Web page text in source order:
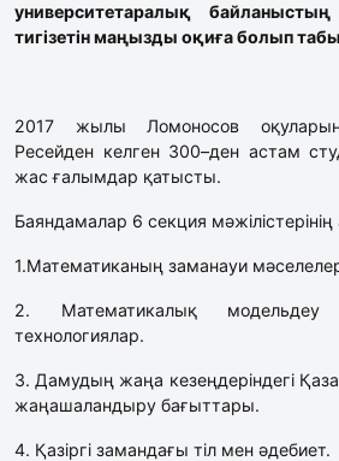
университетаралық
тигізетін маңызды оқиға болып
2017 жылы Ломоносов
Ресейден келген 300–ден астам
жас ғалымдар қатысты.
Баяндамалар 6 секция
1.Математиканың заманауи
2. Математикалық модельдеу
технологиялар.
3. Дамудың жаңа кезеңдеріндегі
жаңашаландыру бағыттары.
4. Қазіргі замандағы тіл мен әдебиет.